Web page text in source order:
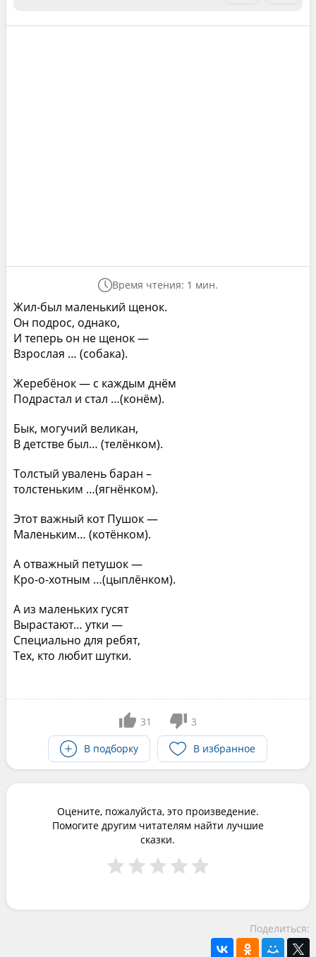
Время чтения: 1 мин.
Жил-был маленький щенок.
Он подрос, однако,
И теперь он не щенок —
Взрослая … (собака).
Жеребёнок — с каждым днём
Подрастал и стал …(конём).
Бык, могучий великан,
В детстве был… (телёнком).
Толстый увалень баран –
толстеньким …(ягнёнком).
Этот важный кот Пушок —
Маленьким… (котёнком).
А отважный петушок —
Кро-о-хотным …(цыплёнком).
А из маленьких гусят
Вырастают… утки —
Специально для ребят,
Тех, кто любит шутки.
31
3
В подборку
В избранное
Оцените, пожалуйста, это произведение.
Помогите другим читателям найти лучшие
сказки.
Поделиться: